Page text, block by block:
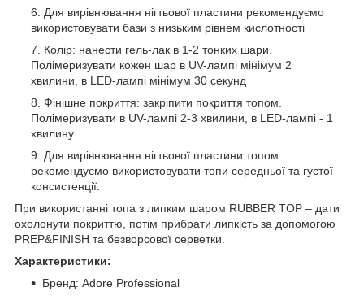
Для вирівнювання нігтьової пластини рекомендуємо
використовувати бази з низьким рівнем кислотності
Колір: нанести гель-лак в 1-2 тонких шари.
Полімеризувати кожен шар в UV-лампі мінімум 2
хвилини, в LED-лампі мінімум 30 секунд
Фінішне покриття: закріпити покриття топом.
Полімеризувати в UV-лампі 2-3 хвилини, в LED-лампі - 1
хвилину.
Для вирівнювання нігтьової пластини топом
рекомендуємо використовувати топи середньої та густої
консистенції.
При використанні топа з липким шаром RUBBER TOP – дати
охолонути покриттю, потім прибрати липкість за допомогою
PREP&FINISH та безворсової серветки.
Характеристики:
Бренд: Adore Professional